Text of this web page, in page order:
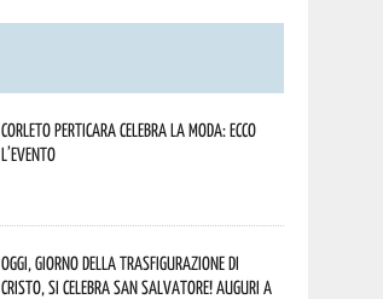
Corleto Perticara celebra la moda: ecco
l’evento
Oggi, giorno della Trasfigurazione di
Cristo, si celebra San Salvatore! Auguri a